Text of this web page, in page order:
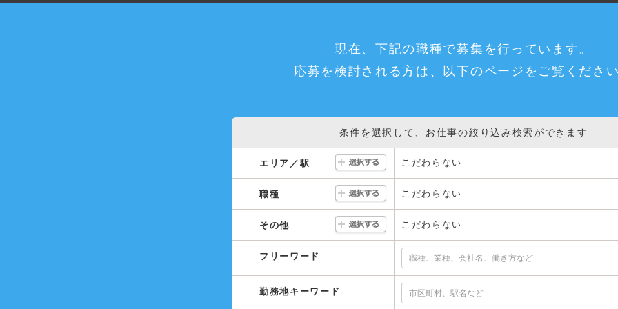
現在、下記の職種で募集を行っています。
応募を検討される方は、以下のページをご覧くださ
条件を選択して、お仕事の絞り込み検索ができます
エリア／駅 こだわらない
職種 こだわらない
その他 こだわらない
フリーワード
勤務地キーワード